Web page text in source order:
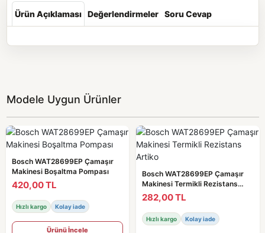
Ürün Açıklaması Değerlendirmeler Soru Cevap
Modele Uygun Ürünler
Bosch WAT28699EP Çamaşır
Makinesi Boşaltma Pompası
420,00 TL
Hızlı kargo Kolay iade
Ürünü İncele
Bosch WAT28699EP Çamaşır
Makinesi Termikli Rezistans
Artiko
282,00 TL
Hızlı kargo Kolay iade